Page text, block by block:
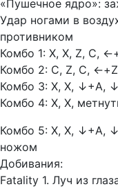
«Пушечное ядро»:
Удар ногами в
противником
Комбо 1: Х, Х, Z, С,
Комбо 2: С, Z, С, ←+Z
Комбо 3: Х, Х, ↓+А,
Комбо 4: Х, Х,
Комбо 5: Х, Х, ↓+А,
ножом
Добивания:
Fatality 1. Луч из